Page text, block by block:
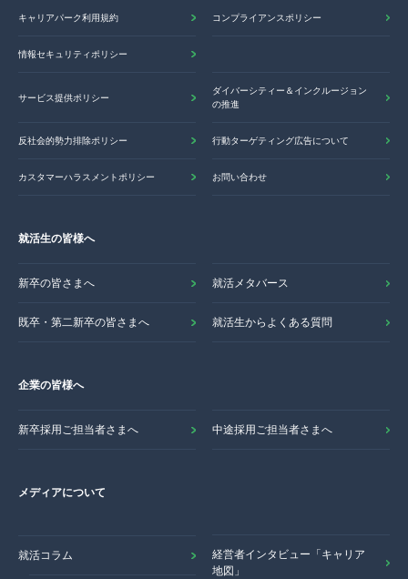
キャリアパーク利用規約 コンプライアンスポリシー
情報セキュリティポリシー
サービス提供ポリシー
ダイバーシティー＆インクルージョン
の推進
反社会的勢力排除ポリシー 行動ターゲティング広告について
カスタマーハラスメントポリシー お問い合わせ
就活生の皆様へ
新卒の皆さまへ 就活メタバース
既卒・第二新卒の皆さまへ 就活生からよくある質問
企業の皆様へ
新卒採用ご担当者さまへ 中途採用ご担当者さまへ
メディアについて
就活コラム
経営者インタビュー「キャリア
地図」